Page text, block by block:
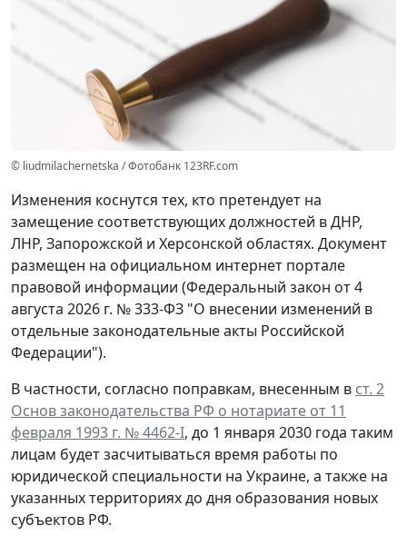
© liudmilachernetska / Фотобанк 123RF.com
Изменения коснутся тех, кто претендует на
замещение соответствующих должностей в ДНР,
ЛНР, Запорожской и Херсонской областях. Документ
размещен на официальном интернет портале
правовой информации (Федеральный закон от 4
августа 2026 г. № 333-ФЗ "О внесении изменений в
отдельные законодательные акты Российской
Федерации").
В частности, согласно поправкам, внесенным в ст. 2
Основ законодательства РФ о нотариате от 11
февраля 1993 г. № 4462-I, до 1 января 2030 года таким
лицам будет засчитываться время работы по
юридической специальности на Украине, а также на
указанных территориях до дня образования новых
субъектов РФ.